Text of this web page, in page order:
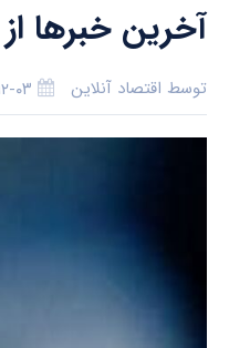
آخرین خبرها
توسط اقتصاد آنلاین